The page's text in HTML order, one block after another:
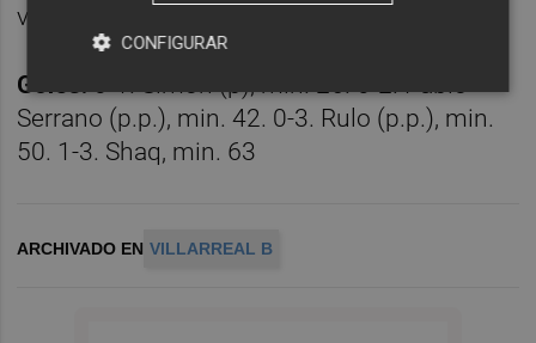
visitantes Carlos y Joan.
Goles:0-1. Simón (p), min. 26. 0-2. Pablo
Serrano (p.p.), min. 42. 0-3. Rulo (p.p.), min.
50. 1-3. Shaq, min. 63
ARCHIVADO EN VILLARREAL B
CONFIGURAR